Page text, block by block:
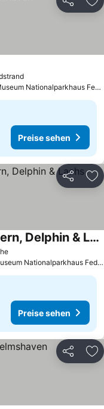
Teilen
Preise sehen
sehen
Nationalparkhaus
Preise sehen
Teilen
Preise sehen
AKZENT Strandhotels Seestern, Delphin & Lachs
Nationalparkhaus
Preise sehen
Teilen